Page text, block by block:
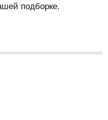
подборке.